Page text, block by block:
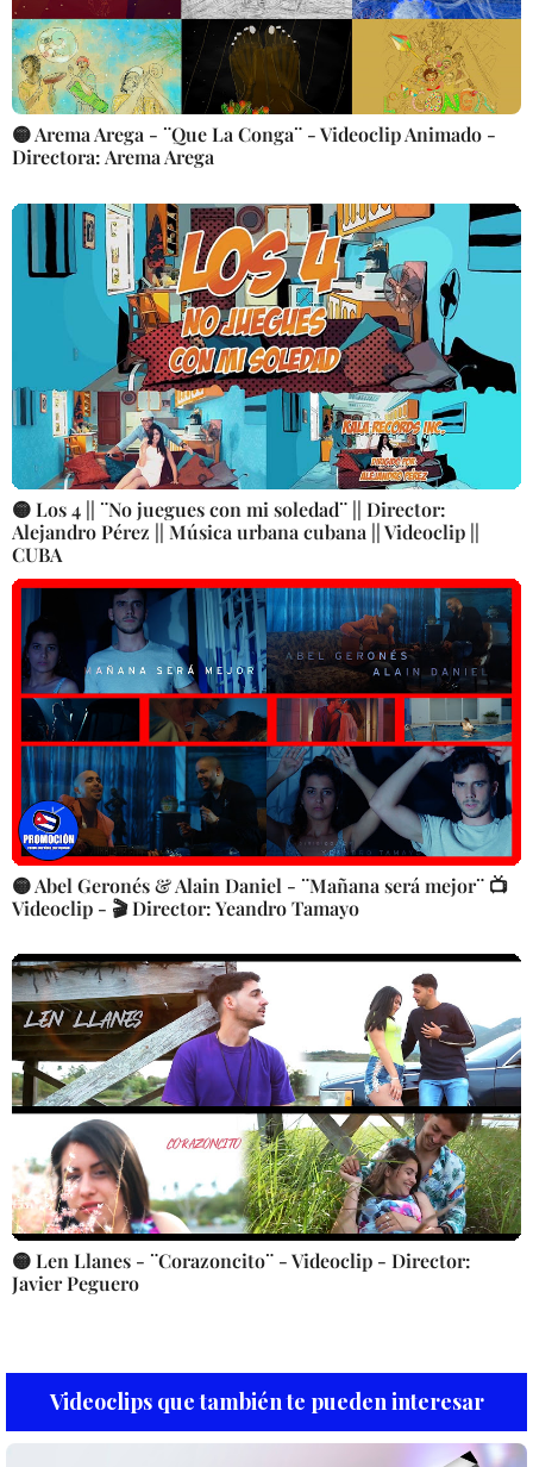
🟡 Arema Arega - ¨Que La Conga¨ - Videoclip Animado -
Directora: Arema Arega
🟡 Los 4 || ¨No juegues con mi soledad¨ || Director:
Alejandro Pérez || Música urbana cubana || Videoclip ||
CUBA
🟡 Abel Geronés & Alain Daniel - ¨Mañana será mejor¨ 📺
Videoclip - 🎬 Director: Yeandro Tamayo
🟡 Len Llanes - ¨Corazoncito¨ - Videoclip - Director:
Javier Peguero
Videoclips que también te pueden interesar